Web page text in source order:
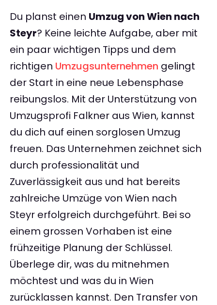
Du planst einen Umzug von Wien nach
Steyr? Keine leichte Aufgabe, aber mit
ein paar wichtigen Tipps und dem
richtigen Umzugsunternehmen gelingt
der Start in eine neue Lebensphase
reibungslos. Mit der Unterstützung von
Umzugsprofi Falkner aus Wien, kannst
du dich auf einen sorglosen Umzug
freuen. Das Unternehmen zeichnet sich
durch professionalität und
Zuverlässigkeit aus und hat bereits
zahlreiche Umzüge von Wien nach
Steyr erfolgreich durchgeführt. Bei so
einem grossen Vorhaben ist eine
frühzeitige Planung der Schlüssel.
Überlege dir, was du mitnehmen
möchtest und was du in Wien
zurücklassen kannst. Den Transfer von